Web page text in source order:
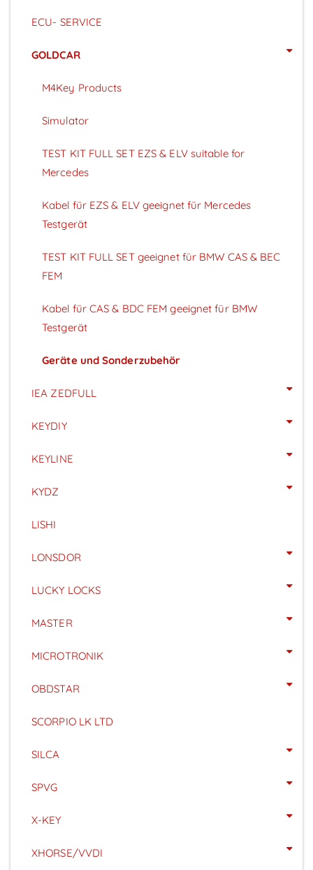
ECU- SERVICE
GOLDCAR
M4Key Products
Simulator
TEST KIT FULL SET EZS & ELV suitable for
Mercedes
Kabel für EZS & ELV geeignet für Mercedes
Testgerät
TEST KIT FULL SET geeignet für BMW CAS & BEC
FEM
Kabel für CAS & BDC FEM geeignet für BMW
Testgerät
Geräte und Sonderzubehör
IEA ZEDFULL
KEYDIY
KEYLINE
KYDZ
LISHI
LONSDOR
LUCKY LOCKS
MASTER
MICROTRONIK
OBDSTAR
SCORPIO LK LTD
SILCA
SPVG
X-KEY
XHORSE/VVDI